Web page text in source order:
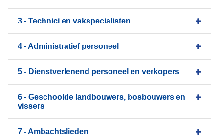
3 - Technici en vakspecialisten
4 - Administratief personeel
5 - Dienstverlenend personeel en verkopers
6 - Geschoolde landbouwers, bosbouwers en
vissers
7 - Ambachtslieden